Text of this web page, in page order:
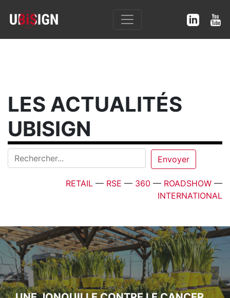
LES ACTUALITÉS
UBISIGN
RETAIL — RSE — 360 — ROADSHOW —
INTERNATIONAL